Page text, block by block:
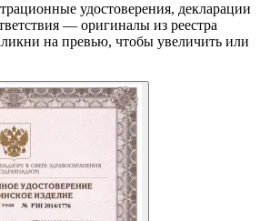
удостоверения, декларации
— оригиналы из реестра
на превью, чтобы увеличить или